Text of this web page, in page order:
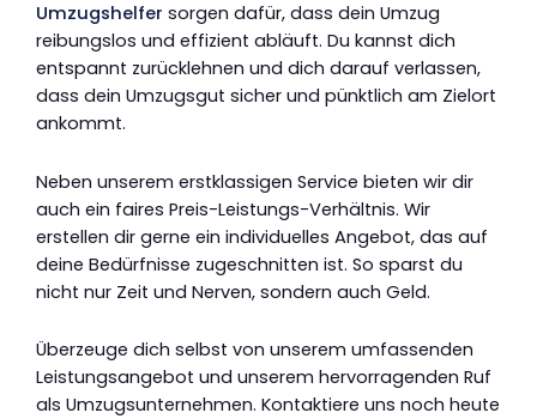
Umzugshelfer sorgen dafür, dass dein Umzug
reibungslos und effizient abläuft. Du kannst dich
entspannt zurücklehnen und dich darauf verlassen,
dass dein Umzugsgut sicher und pünktlich am Zielort
ankommt.
Neben unserem erstklassigen Service bieten wir dir
auch ein faires Preis-Leistungs-Verhältnis. Wir
erstellen dir gerne ein individuelles Angebot, das auf
deine Bedürfnisse zugeschnitten ist. So sparst du
nicht nur Zeit und Nerven, sondern auch Geld.
Überzeuge dich selbst von unserem umfassenden
Leistungsangebot und unserem hervorragenden Ruf
als Umzugsunternehmen. Kontaktiere uns noch heute